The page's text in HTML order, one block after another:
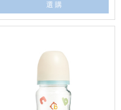
選 購